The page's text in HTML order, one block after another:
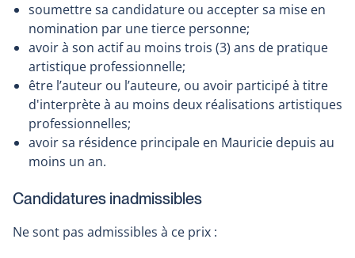
soumettre sa candidature ou accepter sa mise en
nomination par une tierce personne;
avoir à son actif au moins trois (3) ans de pratique
artistique professionnelle;
être l’auteur ou l’auteure, ou avoir participé à titre
d'interprète à au moins deux réalisations artistiques
professionnelles;
avoir sa résidence principale en Mauricie depuis au
moins un an.
Candidatures inadmissibles
Ne sont pas admissibles à ce prix :